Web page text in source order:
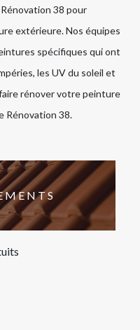
38 pour
extérieure. Nos équipes
spécifiques qui ont
les UV du soleil et
faire rénover votre peinture
Rénovation 38.